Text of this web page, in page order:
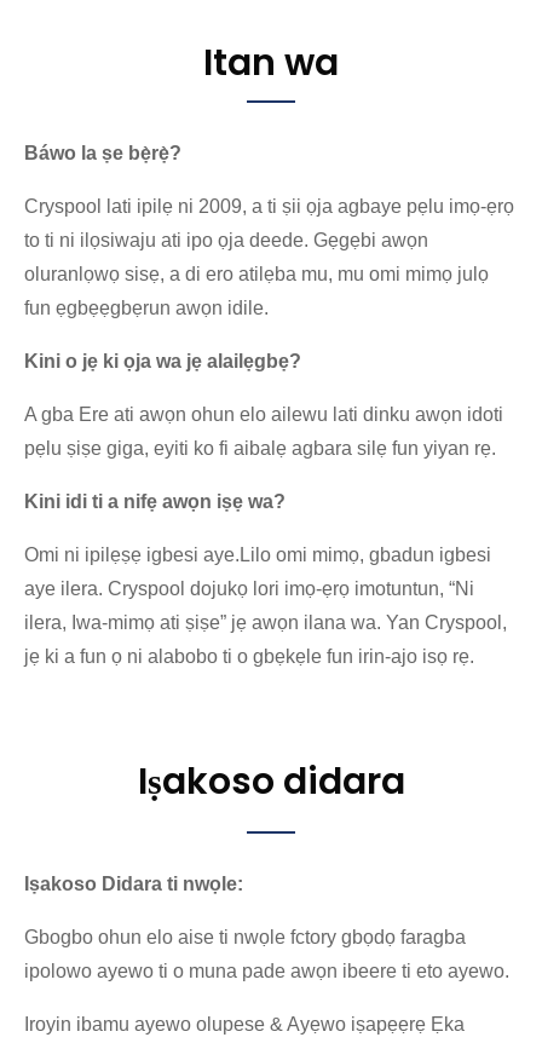
Itan wa
Báwo la ṣe bẹ̀rẹ̀?
Cryspool lati ipilẹ ni 2009, a ti ṣii ọja agbaye pẹlu imọ-ẹrọ
to ti ni ilọsiwaju ati ipo ọja deede. Gẹgẹbi awọn
oluranlọwọ sisẹ, a di ero atilẹba mu, mu omi mimọ julọ
fun ẹgbẹẹgbẹrun awọn idile.
Kini o jẹ ki ọja wa jẹ alailẹgbẹ?
A gba Ere ati awọn ohun elo ailewu lati dinku awọn idoti
pẹlu ṣiṣe giga, eyiti ko fi aibalẹ agbara silẹ fun yiyan rẹ.
Kini idi ti a nifẹ awọn iṣẹ wa?
Omi ni ipilẹṣẹ igbesi aye.Lilo omi mimọ, gbadun igbesi
aye ilera. Cryspool dojukọ lori imọ-ẹrọ imotuntun, “Ni
ilera, Iwa-mimọ ati ṣiṣe” jẹ awọn ilana wa. Yan Cryspool,
jẹ ki a fun ọ ni alabobo ti o gbẹkẹle fun irin-ajo isọ rẹ.
Iṣakoso didara
Iṣakoso Didara ti nwọle:
Gbogbo ohun elo aise ti nwọle fctory gbọdọ faragba
ipolowo ayewo ti o muna pade awọn ibeere ti eto ayewo.
Iroyin ibamu ayewo olupese & Ayẹwo iṣapẹẹrẹ Ẹka